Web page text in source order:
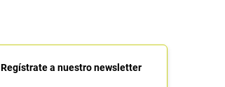
Regístrate a nuestro newsletter